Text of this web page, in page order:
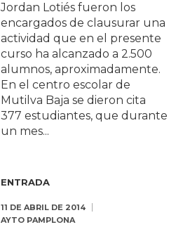
Jordan Lotiés fueron los
encargados de clausurar una
actividad que en el presente
curso ha alcanzado a 2.500
alumnos, aproximadamente.
En el centro escolar de
Mutilva Baja se dieron cita
377 estudiantes, que durante
un mes...
ENTRADA
11 DE ABRIL DE 2014
AYTO PAMPLONA